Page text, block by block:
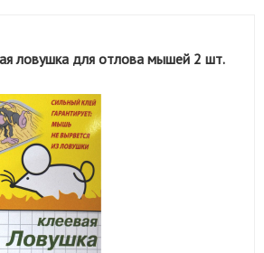
ловушка для отлова мышей 2 шт.